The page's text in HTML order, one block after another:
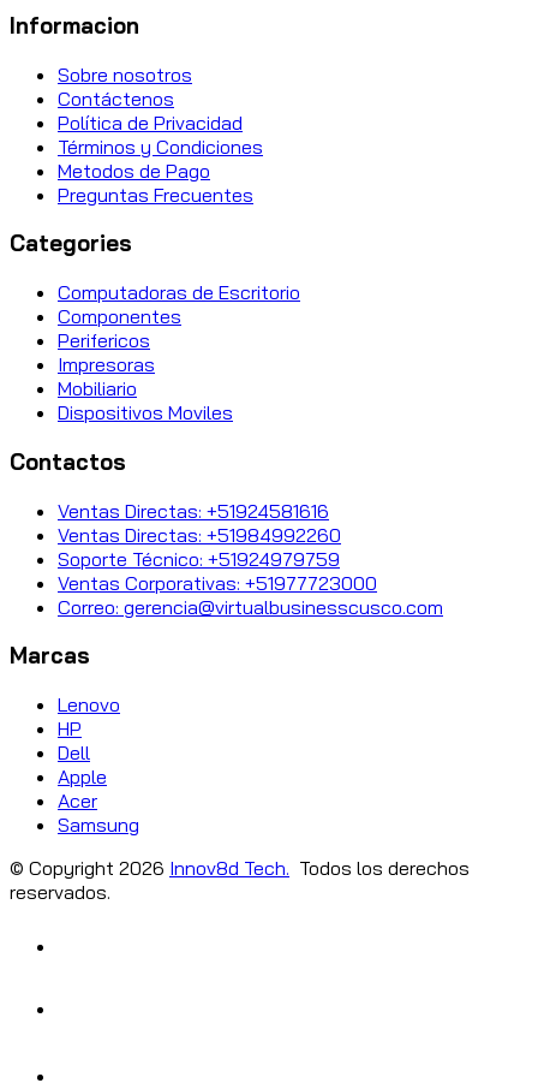
Informacion
Sobre nosotros
Contáctenos
Política de Privacidad
Términos y Condiciones
Metodos de Pago
Preguntas Frecuentes
Categories
Computadoras de Escritorio
Componentes
Perifericos
Impresoras
Mobiliario
Dispositivos Moviles
Contactos
Ventas Directas: +51924581616
Ventas Directas: +51984992260
Soporte Técnico: +51924979759
Ventas Corporativas: +51977723000
Correo: gerencia@virtualbusinesscusco.com
Marcas
Lenovo
HP
Dell
Apple
Acer
Samsung
© Copyright 2026 Innov8d Tech. Todos los derechos
reservados.